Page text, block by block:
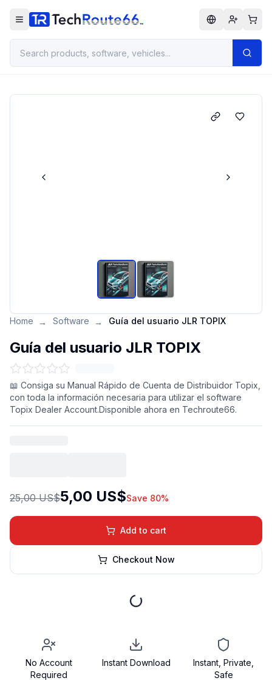
Home → Software → Guía del usuario JLR TOPIX
Guía del usuario JLR TOPIX
📖 Consiga su Manual Rápido de Cuenta de Distribuidor Topix,
con toda la información necesaria para utilizar el software
Topix Dealer Account.Disponible ahora en Techroute66.
25,00 US$5,00 US$Save 80%
Add to cart
Checkout Now
No Account
Required
Instant Download
Instant, Private,
Safe